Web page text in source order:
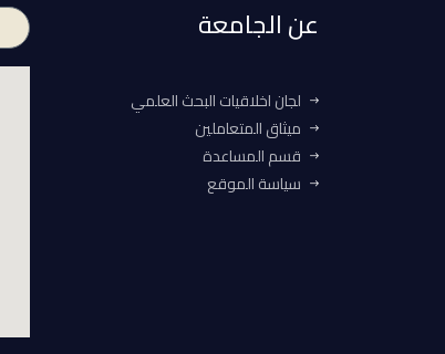
عن الجامعة
لجان اخلاقيات البحث العلمي
ميثاق المتعاملين
قسم المساعدة
سياسة الموقع